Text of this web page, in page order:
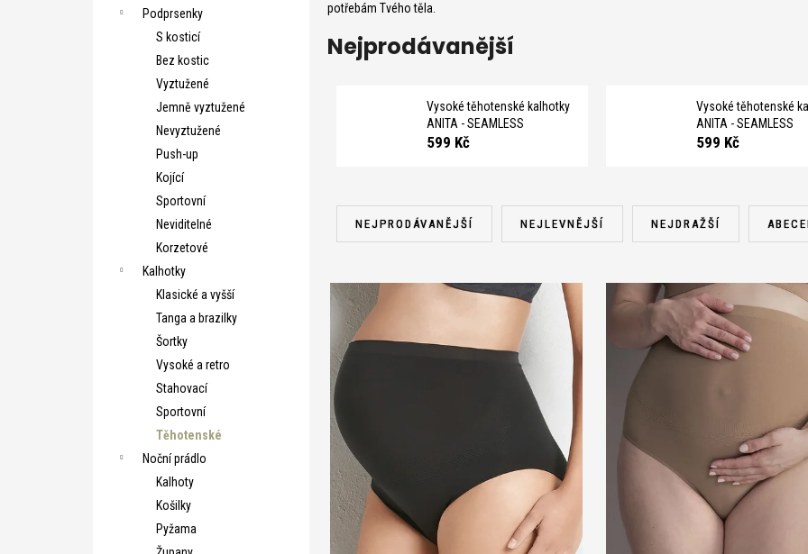
Podprsenky
S kosticí
Bez kostic
Vyztužené
Jemně vyztužené
Nevyztužené
Push-up
Kojící
Sportovní
Neviditelné
Korzetové
Kalhotky
Klasické a vyšší
Tanga a brazilky
Šortky
Vysoké a retro
Stahovací
Sportovní
Těhotenské
Noční prádlo
Kalhoty
Košilky
Pyžama
potřebám Tvého těla.
Nejprodávanější
Vysoké těhotenské kalhotky
ANITA - SEAMLESS
599 Kč
Vysoké těhotenské
ANITA - SEAMLESS
599 Kč
Ř
z
n
p
r
o
d
u
k
t
ů
NEJPRODÁVANĚJŠÍ NEJLEVNĚJŠÍ NEJDRAŽŠÍ
V
ý
i
s
p
r
o
d
u
k
t